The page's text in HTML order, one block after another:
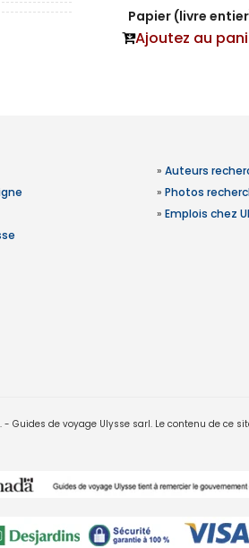
Papier (livre
Ajoutez au
» Auteurs
» Photos
» Emplois chez
Guides de voyage Ulysse sarl. Le contenu de ce